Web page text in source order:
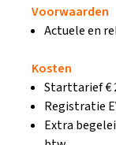
Voorwaarden
Actuele en
Kosten
Starttarief €
Registratie
Extra